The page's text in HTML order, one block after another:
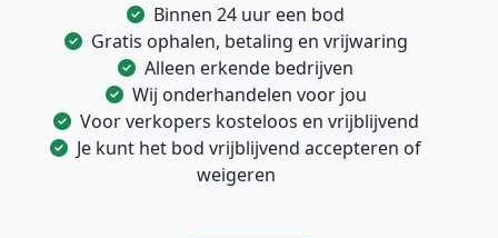
Binnen 24 uur een bod
Gratis ophalen, betaling en vrijwaring
Alleen erkende bedrijven
Wij onderhandelen voor jou
Voor verkopers kosteloos en vrijblijvend
Je kunt het bod vrijblijvend accepteren of
weigeren